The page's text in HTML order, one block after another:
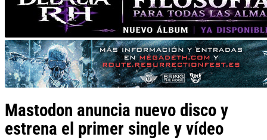
Mastodon anuncia nuevo disco y
estrena el primer single y vídeo